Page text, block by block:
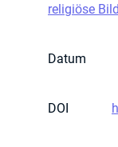
religiöse
Datum
DOI